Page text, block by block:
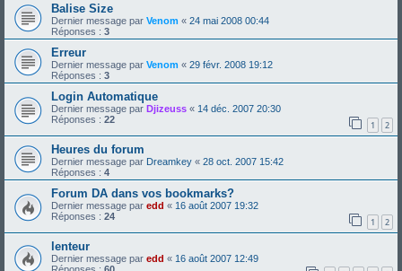
Balise Size
Dernier message par Venom « 24 mai 2008 00:44
Réponses : 3
Erreur
Dernier message par Venom « 29 févr. 2008 19:12
Réponses : 3
Login Automatique
Dernier message par Djizeuss « 14 déc. 2007 20:30
Réponses : 22 1 2
Heures du forum
Dernier message par Dreamkey « 28 oct. 2007 15:42
Réponses : 4
Forum DA dans vos bookmarks?
Dernier message par edd « 16 août 2007 19:32
Réponses : 24 1 2
lenteur
Dernier message par edd « 16 août 2007 12:49
Réponses : 60